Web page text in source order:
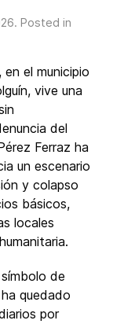
. Posted in
el municipio
vive una
del
Ferraz ha
un escenario
y colapso
básicos,
locales
de
quedado
por